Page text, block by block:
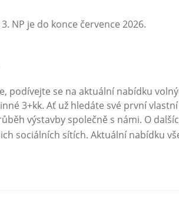
NP je do konce července 2026.
podívejte se na aktuální nabídku
3+kk. Ať už hledáte své první
výstavby společně s námi. O
sociálních sítích. Aktuální nabídku